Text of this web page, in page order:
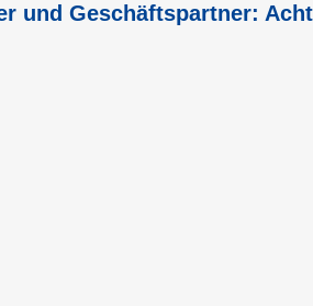
und Geschäftspartner: